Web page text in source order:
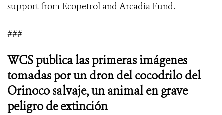
support from Ecopetrol and Arcadia Fund.
###
WCS publica las primeras imágenes
tomadas por un dron del cocodrilo del
Orinoco salvaje, un animal en grave
peligro de extinción